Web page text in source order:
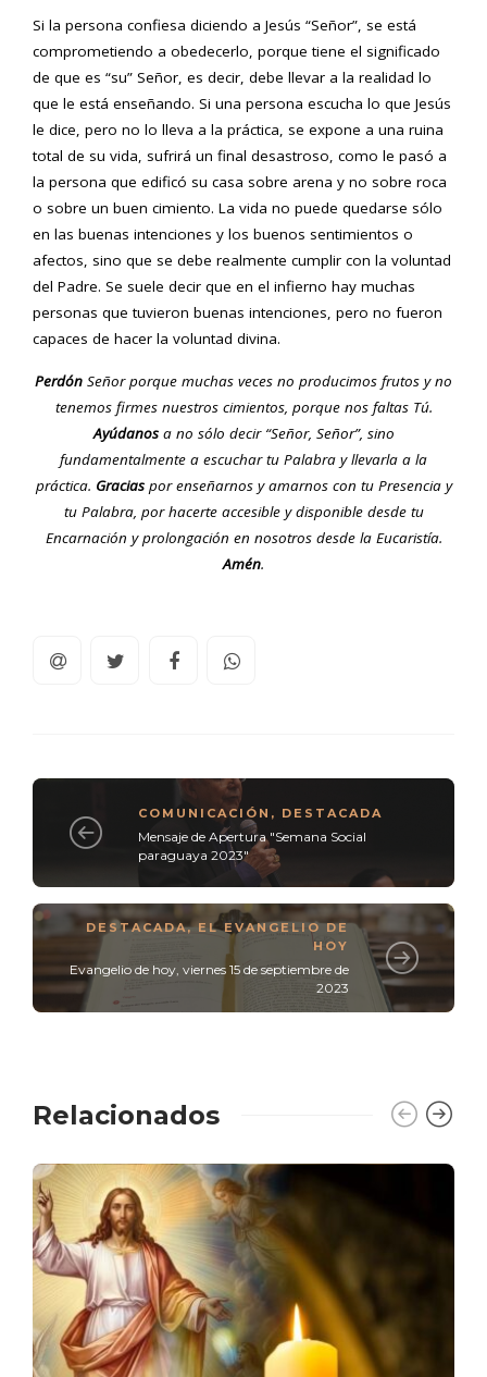
Si la persona confiesa diciendo a Jesús “Señor”, se está
comprometiendo a obedecerlo, porque tiene el significado
de que es “su” Señor, es decir, debe llevar a la realidad lo
que le está enseñando. Si una persona escucha lo que Jesús
le dice, pero no lo lleva a la práctica, se expone a una ruina
total de su vida, sufrirá un final desastroso, como le pasó a
la persona que edificó su casa sobre arena y no sobre roca
o sobre un buen cimiento. La vida no puede quedarse sólo
en las buenas intenciones y los buenos sentimientos o
afectos, sino que se debe realmente cumplir con la voluntad
del Padre. Se suele decir que en el infierno hay muchas
personas que tuvieron buenas intenciones, pero no fueron
capaces de hacer la voluntad divina.
Perdón Señor porque muchas veces no producimos frutos y no
tenemos firmes nuestros cimientos, porque nos faltas Tú.
Ayúdanosa no sólo decir “Señor, Señor”, sino
fundamentalmente a escuchar tu Palabra y llevarla a la
práctica. Graciaspor enseñarnos y amarnos con tu Presencia y
tu Palabra, por hacerte accesible y disponible desde tu
Encarnación y prolongación en nosotros desde la Eucaristía.
Amén.
COMUNICACIÓN , DESTACADA
Mensaje de Apertura "Semana Social
paraguaya 2023"
DESTACADA,EL EVANGELIO DE
HOY
Evangelio de hoy, viernes 15 de septiembre de
2023
Relacionados